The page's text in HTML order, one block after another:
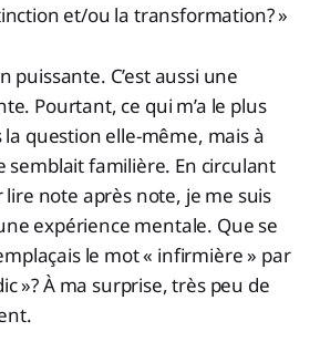
et/ou la transformation? »
puissante. C’est aussi une
Pourtant, ce qui m’a le plus
la question elle-même, mais à
semblait familière. En circulant
lire note après note, je me suis
expérience mentale. Que se
le mot « infirmière » par
»? À ma surprise, très peu de